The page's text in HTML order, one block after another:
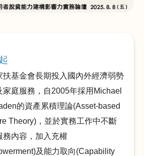
金會長期投入國內外經濟弱勢
家庭服務，自2005年採用 Michael
的資產累積理論(Asset-based
Theory) ，並於實務工作中不斷
務內容，加入充權
及能力取向(Capability